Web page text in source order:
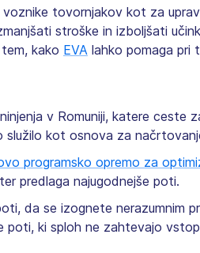
tovornjakov kot za
stroške in izboljšati
kako EVA lahko pomaga pri
v Romuniji, katere ceste
kot osnova za
programsko opremo za
predlaga najugodnejše poti.
da se izognete nerazumnim
ki sploh ne zahtevajo